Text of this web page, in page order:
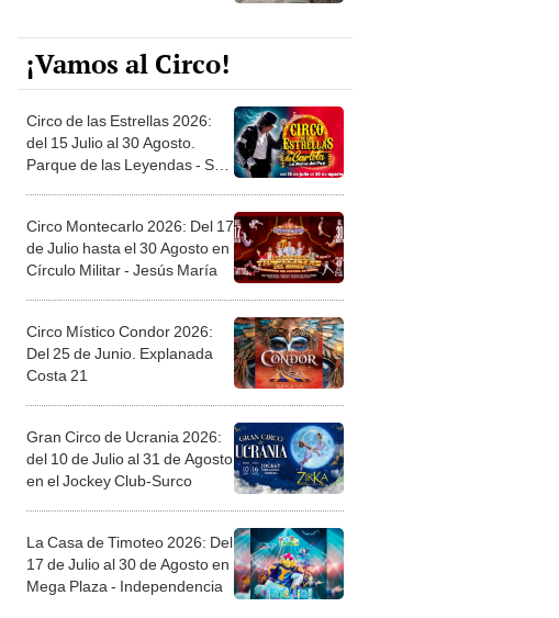
¡Vamos al Circo!
Circo de las Estrellas 2026:
del 15 Julio al 30 Agosto.
Parque de las Leyendas - San
Circo Montecarlo 2026: Del 17
de Julio hasta el 30 Agosto en
Círculo Militar - Jesús María
Circo Místico Condor 2026:
Del 25 de Junio. Explanada
Costa 21
Gran Circo de Ucrania 2026:
del 10 de Julio al 31 de Agosto
en el Jockey Club-Surco
La Casa de Timoteo 2026: Del
17 de Julio al 30 de Agosto en
Mega Plaza - Independencia